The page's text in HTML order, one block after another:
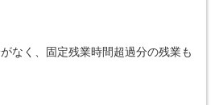
なく、固定残業時間超過分の残業も